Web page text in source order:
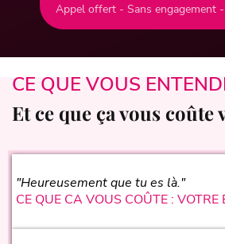
Appel offert - Sans engagement
CE QUE VOUS
Et ce que ça vous coûte
"Heureusement que tu es là."
CE QUE CA VOUS COÛTE : VOTRE